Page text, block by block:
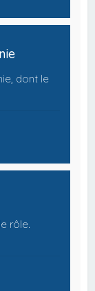
dont le
rôle.